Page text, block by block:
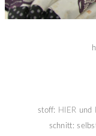
stoff: HIER und
schnitt: